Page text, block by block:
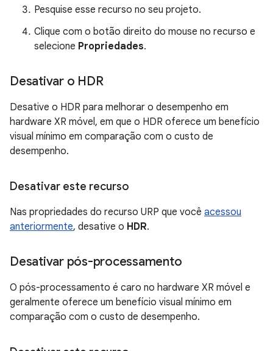
Pesquise esse recurso no seu projeto.
Clique com o botão direito do mouse no recurso e
selecione Propriedades.
Desativar o HDR
Desative o HDR para melhorar o desempenho em
hardware XR móvel, em que o HDR oferece um benefício
visual mínimo em comparação com o custo de
desempenho.
Desativar este recurso
Nas propriedades do recurso URP que você acessou
anteriormente, desative o HDR.
Desativar pós-processamento
O pós-processamento é caro no hardware XR móvel e
geralmente oferece um benefício visual mínimo em
comparação com o custo de desempenho.